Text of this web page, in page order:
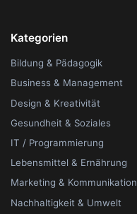
Kategorien
Bildung & Pädagogik
Business & Management
Design & Kreativität
Gesundheit & Soziales
IT / Programmierung
Lebensmittel & Ernährung
Marketing & Kommunikation
Nachhaltigkeit & Umwelt